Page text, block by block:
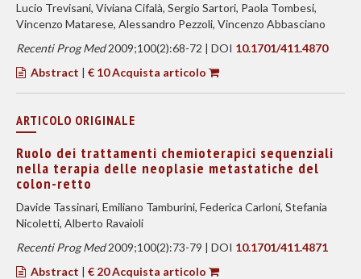
Lucio Trevisani, Viviana Cifalà, Sergio Sartori, Paola Tombesi,
Vincenzo Matarese, Alessandro Pezzoli, Vincenzo Abbasciano
Recenti Prog Med2009;100(2):68-72 | DOI 10.1701/411.4870
Abstract | € 10 Acquista articolo
ARTICOLO ORIGINALE
Ruolo dei trattamenti chemioterapici sequenziali
nella terapia delle neoplasie metastatiche del
colon-retto
Davide Tassinari, Emiliano Tamburini, Federica Carloni, Stefania
Nicoletti, Alberto Ravaioli
Recenti Prog Med2009;100(2):73-79 | DOI 10.1701/411.4871
Abstract | € 20 Acquista articolo